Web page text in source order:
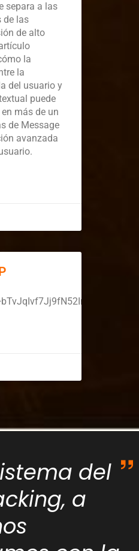
separa a las
de las
de alto
la
la
del usuario y
puede
más de un
de Message
avanzada
del
a